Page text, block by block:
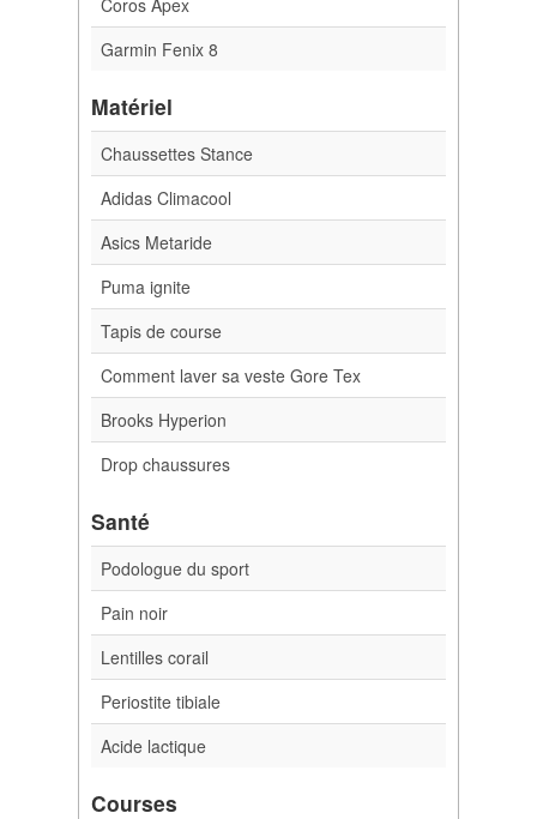
Garmin Fenix 8
Matériel
Chaussettes Stance
Adidas Climacool
Asics Metaride
Puma ignite
Tapis de course
Comment laver sa veste Gore Tex
Brooks Hyperion
Drop chaussures
Santé
Podologue du sport
Pain noir
Lentilles corail
Periostite tibiale
Acide lactique
Courses